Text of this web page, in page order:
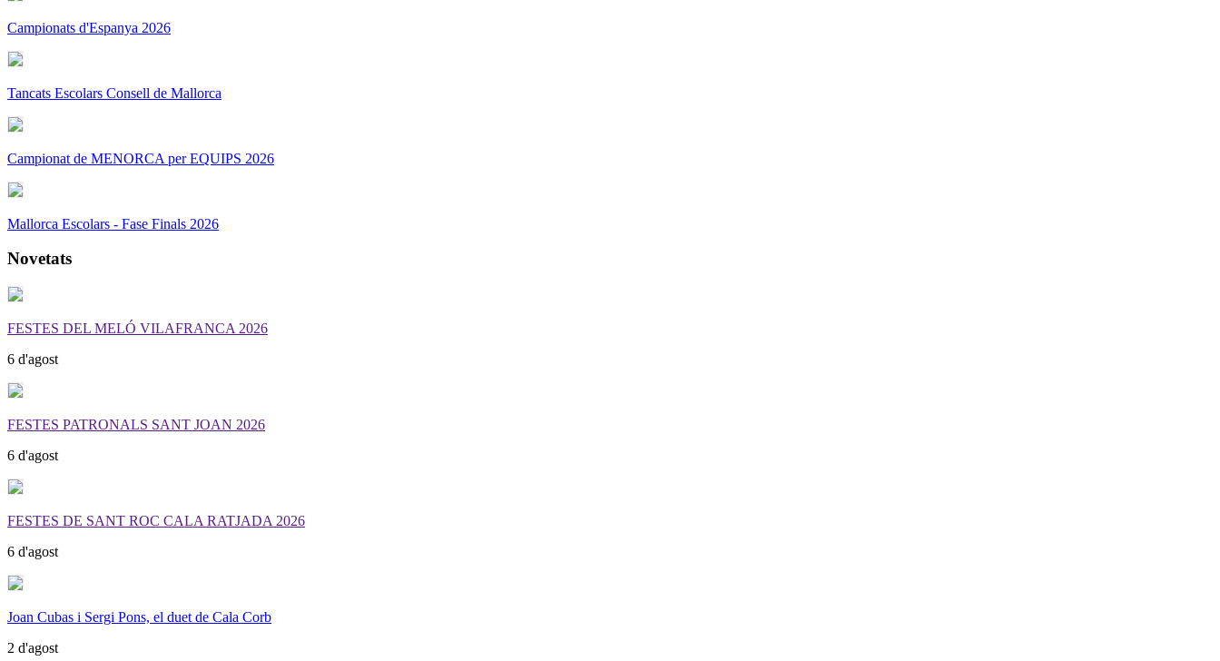
Campionats d'Espanya 2026
Tancats Escolars Consell de Mallorca
Campionat de MENORCA per EQUIPS 2026
Mallorca Escolars - Fase Finals 2026
Novetats
FESTES DEL MELÓ VILAFRANCA 2026
6 d'agost
FESTES PATRONALS SANT JOAN 2026
6 d'agost
FESTES DE SANT ROC CALA RATJADA 2026
6 d'agost
Joan Cubas i Sergi Pons, el duet de Cala Corb
2 d'agost